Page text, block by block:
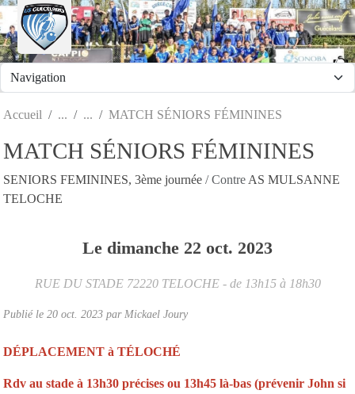
Accueil MATCH SÉNIORS FÉMININES
MATCH SÉNIORS FÉMININES
SENIORS FEMININES, 3ème journée / Contre AS MULSANNE
TELOCHE
Le dimanche 22 oct. 2023
RUE DU STADE 72220 TELOCHE - de 13h15 à 18h30
Publié le 20 oct. 2023 par Mickael Joury
DÉPLACEMENT à TÉLOCHÉ
Rdv au stade à 13h30 précises ou 13h45 là-bas (prévenir John si
Panneau de gestion des cookies